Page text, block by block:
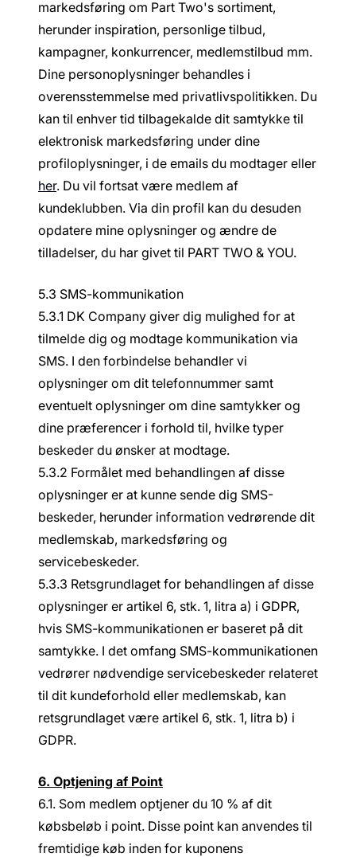
markedsføring om Part Two's sortiment,
herunder inspiration, personlige tilbud,
kampagner, konkurrencer, medlemstilbud mm.
Dine personoplysninger behandles i
overensstemmelse med privatlivspolitikken. Du
kan til enhver tid tilbagekalde dit samtykke til
elektronisk markedsføring under dine
profiloplysninger, i de emails du modtager eller
her. Du vil fortsat være medlem af
kundeklubben. Via din profil kan du desuden
opdatere mine oplysninger og ændre de
tilladelser, du har givet til PART TWO & YOU.
5.3 SMS-kommunikation
5.3.1 DK Company giver dig mulighed for at
tilmelde dig og modtage kommunikation via
SMS. I den forbindelse behandler vi
oplysninger om dit telefonnummer samt
eventuelt oplysninger om dine samtykker og
dine præferencer i forhold til, hvilke typer
beskeder du ønsker at modtage.
5.3.2 Formålet med behandlingen af disse
oplysninger er at kunne sende dig SMS-
beskeder, herunder information vedrørende dit
medlemskab, markedsføring og
servicebeskeder.
5.3.3 Retsgrundlaget for behandlingen af disse
oplysninger er artikel 6, stk. 1, litra a) i GDPR,
hvis SMS-kommunikationen er baseret på dit
samtykke. I det omfang SMS-kommunikationen
vedrører nødvendige servicebeskeder relateret
til dit kundeforhold eller medlemskab, kan
retsgrundlaget være artikel 6, stk. 1, litra b) i
GDPR.
6. Optjening af Point
6.1. Som medlem optjener du 10 % af dit
købsbeløb i point. Disse point kan anvendes til
fremtidige køb inden for kuponens